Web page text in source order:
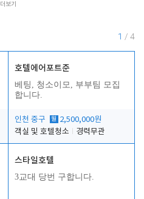
더보기
1 / 4
호텔에어포트준
베팅, 청소이모, 부부팀 모집
합니다.
인천 중구 월 2,500,000원
객실 및 호텔청소
경력무관
스타일호텔
3교대 당번 구합니다.